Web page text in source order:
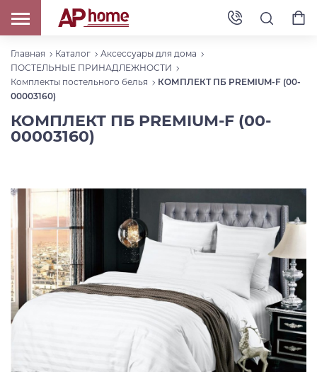
Главная Каталог
Аксессуары для дома
ПОСТЕЛЬНЫЕ ПРИНАДЛЕЖНОСТИ
Комплекты постельного белья
КОМПЛЕКТ ПБ PREMIUM-F (00-
00003160)
КОМПЛЕКТ ПБ PREMIUM-F (00-
00003160)